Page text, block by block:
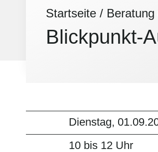
Startseite /
Blickpunkt-
Dienstag,
10 bis 12 Uhr